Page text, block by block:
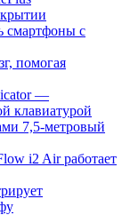
смартфоны с
помогая
—
клавиатурой
7,5-метровый
i2 Air работает